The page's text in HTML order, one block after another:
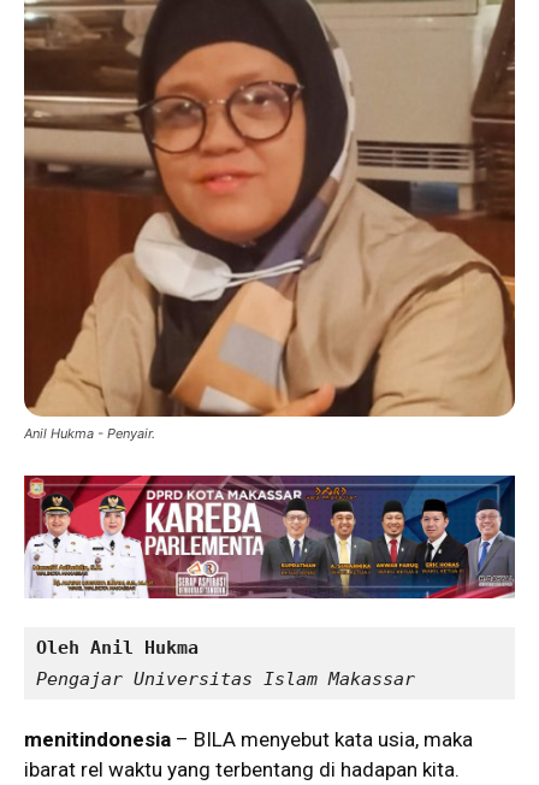
Anil Hukma - Penyair.
Oleh Anil Hukma
Pengajar Universitas Islam Makassar
menitindonesia – BILA menyebut kata usia, maka
ibarat rel waktu yang terbentang di hadapan kita.